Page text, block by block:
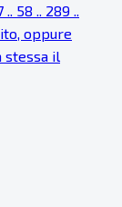
.. 289 ..
oppure
stessa il